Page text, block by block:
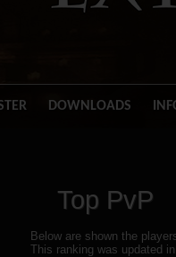
DOWNLOADS
Top PvP
Below are shown the
This ranking was updated in